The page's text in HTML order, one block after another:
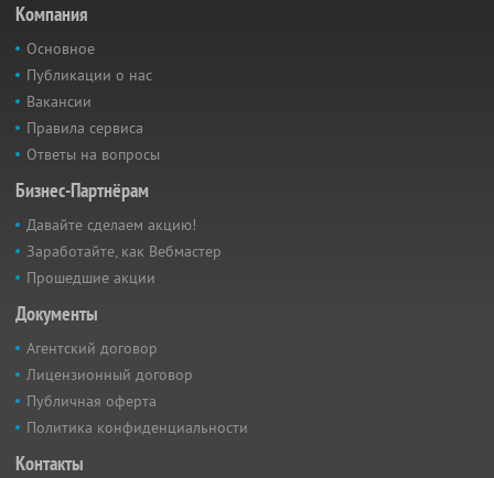
Компания
Основное
Публикации о нас
Вакансии
Правила сервиса
Ответы на вопросы
Бизнес-Партнёрам
Давайте сделаем акцию!
Заработайте, как Вебмастер
Прошедшие акции
Документы
Агентский договор
Лицензионный договор
Публичная оферта
Политика конфиденциальности
Контакты